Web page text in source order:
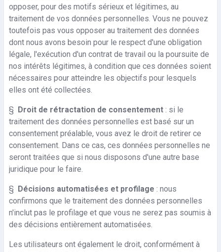
opposer, pour des motifs sérieux et légitimes, au
traitement de vos données personnelles. Vous ne pouvez
toutefois pas vous opposer au traitement des données
dont nous avons besoin pour le respect d'une obligation
légale, l'exécution d'un contrat de travail ou la poursuite de
nos intérêts légitimes, à condition que ces données soient
nécessaires pour atteindre les objectifs pour lesquels
elles ont été collectées.
§ Droit de rétractation de consentement : si le
traitement des données personnelles est basé sur un
consentement préalable, vous avez le droit de retirer ce
consentement. Dans ce cas, ces données personnelles ne
seront traitées que si nous disposons d'une autre base
juridique pour le faire.
§ Décisions automatisées et profilage : nous
confirmons que le traitement des données personnelles
n'inclut pas le profilage et que vous ne serez pas soumis à
des décisions entièrement automatisées.
Les utilisateurs ont également le droit, conformément à